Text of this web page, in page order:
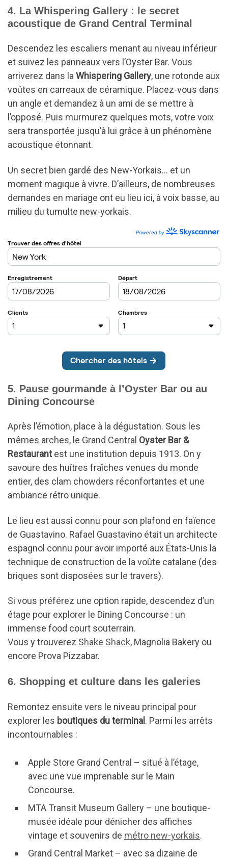
4. La Whispering Gallery : le secret
acoustique de Grand Central Terminal
Descendez les escaliers menant au niveau inférieur
et suivez les panneaux vers l’Oyster Bar. Vous
arriverez dans laWhispering Gallery, une rotonde aux
voûtes en carreaux de céramique. Placez-vous dans
un angle et demandez à un ami de se mettre à
l’opposé. Puis murmurez quelques mots, votre voix
sera transportée jusqu’à lui grâce à un phénomène
acoustique étonnant.
Un secret bien gardé des New-Yorkais… et un
moment magique à vivre. D’ailleurs, de nombreuses
demandes en mariage ont eu lieu ici, à voix basse, au
milieu du tumulte new-yorkais.
5. Pause gourmande à l’Oyster Bar ou au
Dining Concourse
Après l’émotion, place à la dégustation. Sous les
mêmes arches, le Grand Central Oyster Bar &
Restaurantest une institution depuis 1913. On y
savoure des huîtres fraîches venues du monde
entier, des clam chowders réconfortantes et une
ambiance rétro unique.
Le lieu est aussi connu pour son plafond en faïence
de Guastavino. Rafael Guastavino était un architecte
espagnol connu pour avoir importé aux États-Unis la
technique de construction de la voûte catalane (des
briques sont disposées sur le travers).
Si vous préférez une option rapide, descendez d’un
étage pour explorer le Dining Concourse : un
immense food court souterrain.
Vous y trouverez Shake Shack, Magnolia Bakery ou
encore Prova Pizzabar.
6. Shopping et culture dans les galeries
Remontez ensuite vers le niveau principal pour
explorer les boutiques du terminal. Parmi les arrêts
incontournables :
Apple Store Grand Central – situé à l’étage,
avec une vue imprenable sur le Main
Concourse.
MTA Transit Museum Gallery – une boutique-
musée idéale pour dénicher des affiches
vintage et souvenirs de métro new-yorkais.
Grand Central Market – avec sa dizaine de